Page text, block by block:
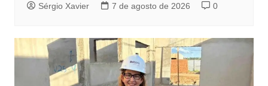
Sérgio Xavier 7 de agosto de 2026 0